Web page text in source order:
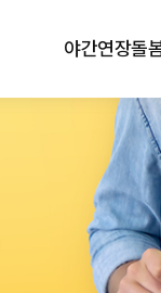
야간연장돌